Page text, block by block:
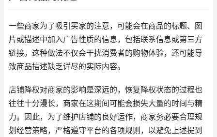
一些商家为了吸引买家的注意，可能会在商品的标题、图
片或描述中加入广告性质的信息，包括联系信息或第三方
链接。这种做法不仅会干扰消费者的购物体验，还可能导
致商品描述缺乏详尽的实际内容。
店铺降权对商家的影响是深远的，恢复降权状态的过程也
往往十分漫长，商家在这期间可能会损失大量的时间与精
力。因此，为了维护店铺的良好运作，商家务必要合理规
划经营策略，严格遵守平台的各项规则，以避免上述提到